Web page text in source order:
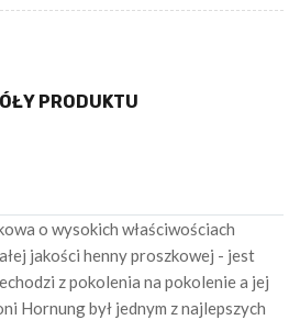
PRODUKTU
o wysokich właściwościach
jakości henny proszkowej - jest
z pokolenia na pokolenie a jej
Hornung był jednym z najlepszych